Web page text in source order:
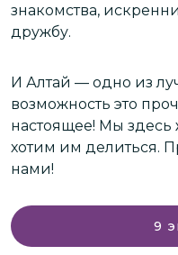
знакомства,
дружбу.
И Алтай — одно из
возможность это
настоящее! Мы
хотим им делиться.
нами!
9